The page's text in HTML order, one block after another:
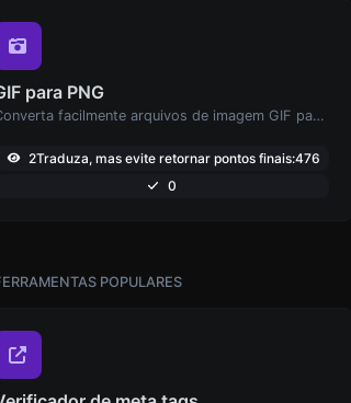
para PNG
Converta facilmente arquivos de imagem GIF para PNG.
2Traduza, mas evite retornar pontos finais:476
0
POPULARES